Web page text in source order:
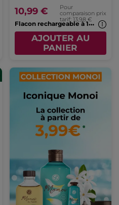
10,99 €
Pour
comparaison prix
tarif: 13,98 €F
lacon rechargeable à 1€*(7b)
AJOUTER AU
PANIER